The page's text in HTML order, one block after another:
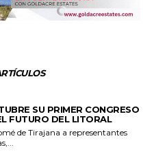
SU PRIMER CONGRESO
FUTURO DEL LITORAL
de Tirajana a representantes